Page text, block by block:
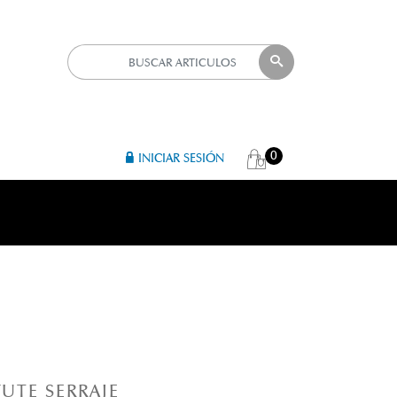
0
INICIAR SESIÓN
SERRAJE